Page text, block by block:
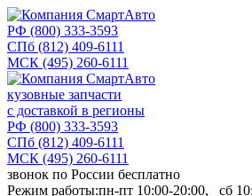
РФ (800) 333-3593
СПб (812) 409-6111
МСК (495) 260-6111
кузовные запчасти
с доставкой в регионы
РФ (800) 333-3593
СПб (812) 409-6111
МСК (495) 260-6111
звонок по России бесплатно
Режим работы:пн-пт 10:00-20:00, сб